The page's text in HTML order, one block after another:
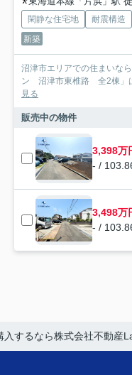
閑静な住宅地 耐震構造
新築
沼津市エリアでの住まいな
ン 沼津市東椎路 全2棟」
見る
販売中の物件
3,398万
- /
3,498万
- /
入するなら株式会社不動産